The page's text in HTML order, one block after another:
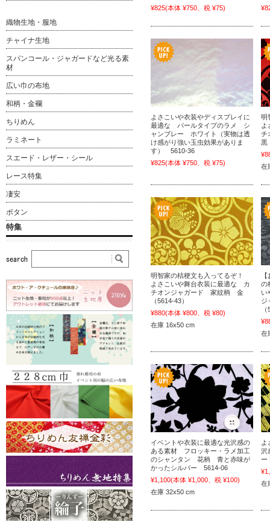
¥825(本体 ¥750、税 ¥75)
よさこいや衣装やディスプレイに
最適な パールタイプのラメ シ
ャンブレー ホワイト（実物は透
け感がり強い玉虫効果がありま
す） 5610-36
¥825(本体 ¥750、税 ¥75)
明
チ
黒
在
明智家の桔梗文も入ってるぞ！
よさこいや舞台衣装に最適な カ
チオンジャガード 家紋柄 金
（5614-43）
¥880(本体 ¥800、税 ¥80)
在庫 16x50 cm
の
い
在
イベントや衣装に最適な光沢感の
ある素材 フロッキー・ラメ加工
のシャンタン 花柄 青と赤味が
かったシルバー 5614-06
¥1,100(本体 ¥1,000、税 ¥100)
在庫 32x50 cm
沢
在
織物生地・服地
チャイナ生地
スパンコール・ジャガードなど光る素
材
広い巾の布地
和柄・金襴
ちりめん
ラミネート
スエード・レザー・シール
レース特集
凄安
ボタン
特集